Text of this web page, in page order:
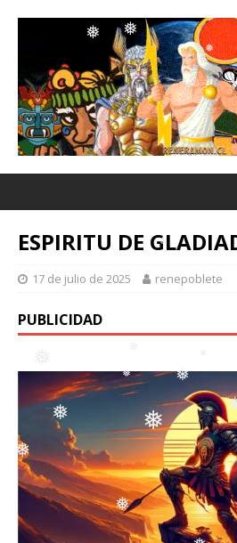
❅
❅
❅
❅
❅
❅
❅
❅
❅
ESPIRITU DE
17 de julio de 2025 renepoblete
PUBLICIDAD